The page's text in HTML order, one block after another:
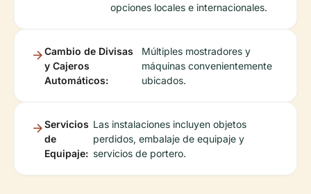
opciones locales e internacionales.
Cambio de Divisas
y Cajeros
Automáticos:
Múltiples mostradores y
máquinas convenientemente
ubicados.
Servicios
de
Equipaje:
Las instalaciones incluyen objetos
perdidos, embalaje de equipaje y
servicios de portero.